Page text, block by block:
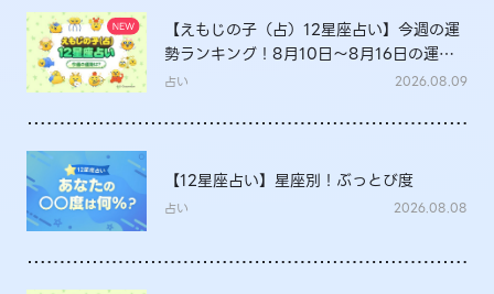
【えもじの子（占）12星座占い】今週の運
勢ランキング！8月10日～8月16日の運勢
は？
占い 2026.08.09
【12星座占い】星座別！ぶっとび度
占い 2026.08.08